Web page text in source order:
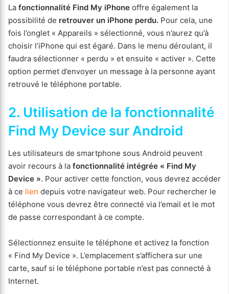
La fonctionnalité Find My iPhone offre également la
possibilité de retrouver un iPhone perdu. Pour cela, une
fois l’onglet « Appareils » sélectionné, vous n’aurez qu’à
choisir l’iPhone qui est égaré. Dans le menu déroulant, il
faudra sélectionner « perdu » et ensuite « activer ». Cette
option permet d’envoyer un message à la personne ayant
retrouvé le téléphone portable.
2. Utilisation de la fonctionnalité
Find My Device sur Android
Les utilisateurs de smartphone sous Android peuvent
avoir recours à la fonctionnalité intégrée « Find My
Device ». Pour activer cette fonction, vous devrez accéder
à ce lien depuis votre navigateur web. Pour rechercher le
téléphone vous devrez être connecté via l’email et le mot
de passe correspondant à ce compte.
Sélectionnez ensuite le téléphone et activez la fonction
« Find My Device ». L’emplacement s’affichera sur une
carte, sauf si le téléphone portable n’est pas connecté à
Internet.